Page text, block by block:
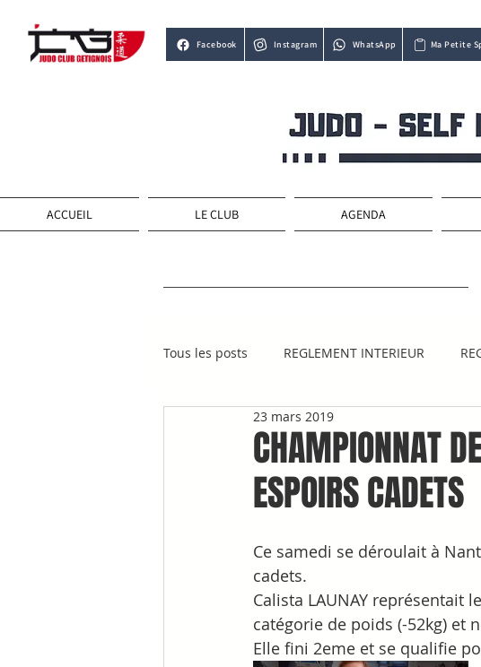
Facebook Instagram WhatsApp Ma Petite
ACCUEIL LE CLUB AGENDA
Tous les posts REGLEMENT INTERIEUR
CHAMPIONNAT
ESPOIRS CADETS
23 mars 2019
Ce samedi se déroulait à
cadets.
Calista LAUNAY représentait
catégorie de poids (-52kg) et
Elle fini 2eme et se qualifie